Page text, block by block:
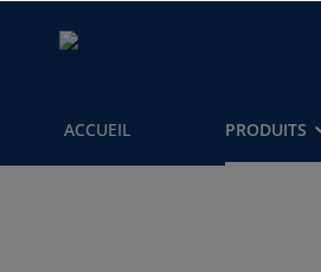
ACCUEIL PRODUITS